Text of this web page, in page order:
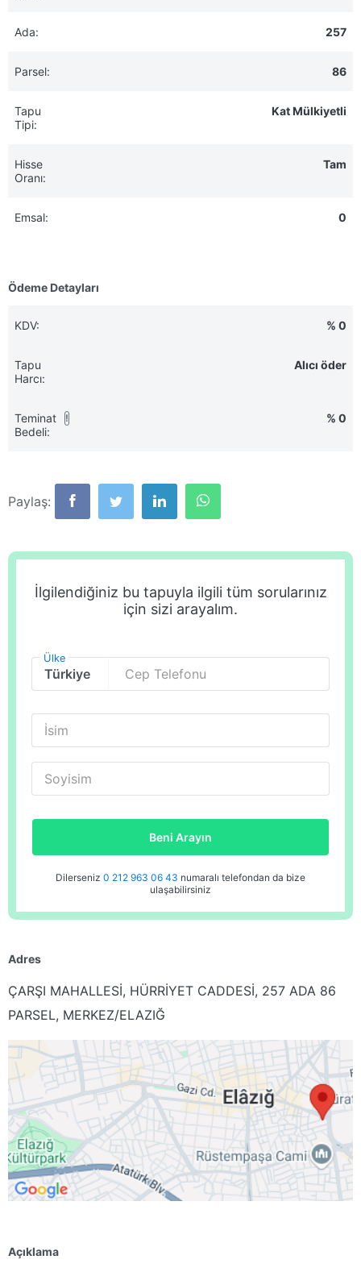
Ada: 257
Parsel: 86
Tapu
Tipi:
Kat Mülkiyetli
Hisse
Oranı:
Tam
Emsal: 0
Ödeme Detayları
KDV: % 0
Tapu
Harcı:
Alıcı öder
Teminat
Bedeli:
! % 0
Paylaş:
İlgilendiğiniz bu tapuyla ilgili tüm sorularınız
için sizi arayalım.
Ülke
Cep Telefonu
İsim
Soyisim
Beni Arayın
Dilerseniz 0 212 963 06 43 numaralı telefondan da bize
ulaşabilirsiniz
Adres
ÇARŞI MAHALLESİ, HÜRRİYET CADDESİ, 257 ADA 86
PARSEL, MERKEZ/ELAZIĞ
Açıklama